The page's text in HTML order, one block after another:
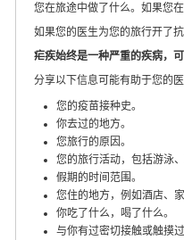
您在旅途中做了什么。如果您
如果您的医生为您的旅行开了
疟疾始终是一种严重的疾病，
分享以下信息可能有助于您的
您的疫苗接种史。
你去过的地方。
您旅行的原因。
您的旅行活动，包括游泳、
假期的时间范围。
您住的地方，例如酒店、
你吃了什么，喝了什么。
与你有过密切接触或触摸过